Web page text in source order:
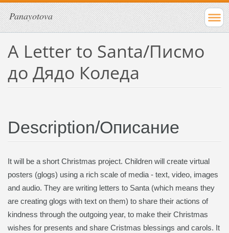
Panayotova
A Letter to Santa/Писмо
до Дядо Коледа
Description/Описание
It will be a short Christmas project. Children will create virtual
posters (glogs) using a rich scale of media - text, video, images
and audio. They are writing letters to Santa (which means they
are creating glogs with text on them) to share their actions of
kindness through the outgoing year, to make their Christmas
wishes for presents and share Cristmas blessings and carols. It